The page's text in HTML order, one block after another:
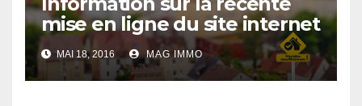
mise en ligne du site internet
Verifiemamaison.com
MAI 18, 2016 MAG IMMO